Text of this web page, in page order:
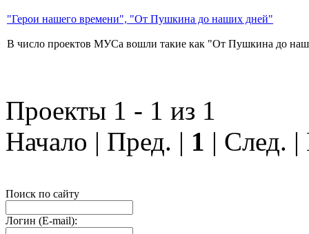
"Герои нашего времени", "От Пушкина до наших дней"
В число проектов МУСа вошли такие как "От Пушкина до
Проекты 1 - 1 из 1
Начало | Пред. | 1 | След.
Поиск по сайту
Логин (E-mail):